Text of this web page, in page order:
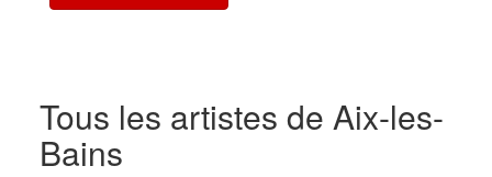
Tous les artistes de Aix-les-
Bains